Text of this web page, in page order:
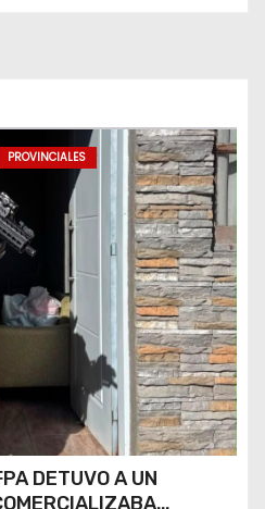
PROVINCIALES
DETUVO A UN